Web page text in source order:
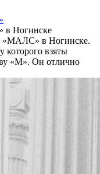
в Ногинске
«МАЛС» в Ногинске.
которого взяты
«М». Он отлично